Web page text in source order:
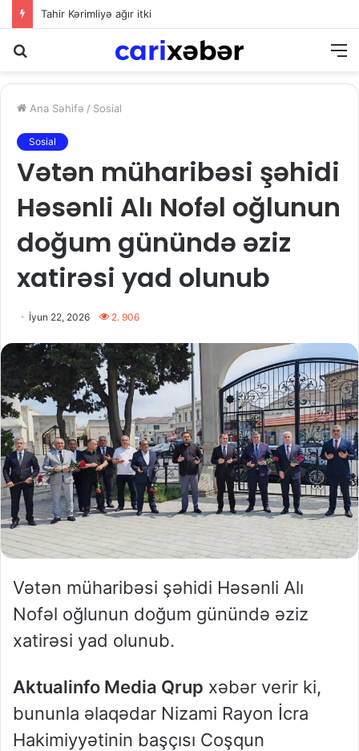
Tahir Kərimliyə ağır itki
Ana Səhifə / Sosial
Sosial
Vətən müharibəsi şəhidi
Həsənli Alı Nofəl oğlunun
doğum günündə əziz
xatirəsi yad olunub
İyun 22, 2026 2. 906
Vətən müharibəsi şəhidi Həsənli Alı
Nofəl oğlunun doğum günündə əziz
xatirəsi yad olunub.
Aktualinfo Media Qrup xəbər verir ki,
bununla əlaqədar Nizami Rayon İcra
Hakimiyyətinin başçısı Coşqun